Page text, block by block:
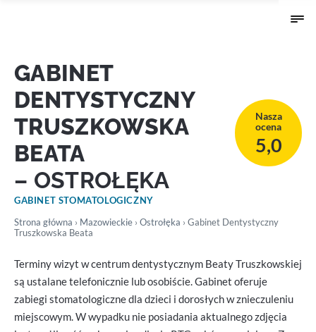
GABINET
DENTYSTYCZNY
TRUSZKOWSKA
BEATA
– OSTROŁĘKA
GABINET STOMATOLOGICZNY
Nasza
ocena
5,0
Strona główna › Mazowieckie › Ostrołęka › Gabinet Dentystyczny
Truszkowska Beata
Terminy wizyt w centrum dentystycznym Beaty Truszkowskiej
są ustalane telefonicznie lub osobiście. Gabinet oferuje
zabiegi stomatologiczne dla dzieci i dorosłych w znieczuleniu
miejscowym. W wypadku nie posiadania aktualnego zdjęcia